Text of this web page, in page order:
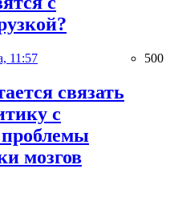
11:57 500
связать
с
проблемы
мозгов